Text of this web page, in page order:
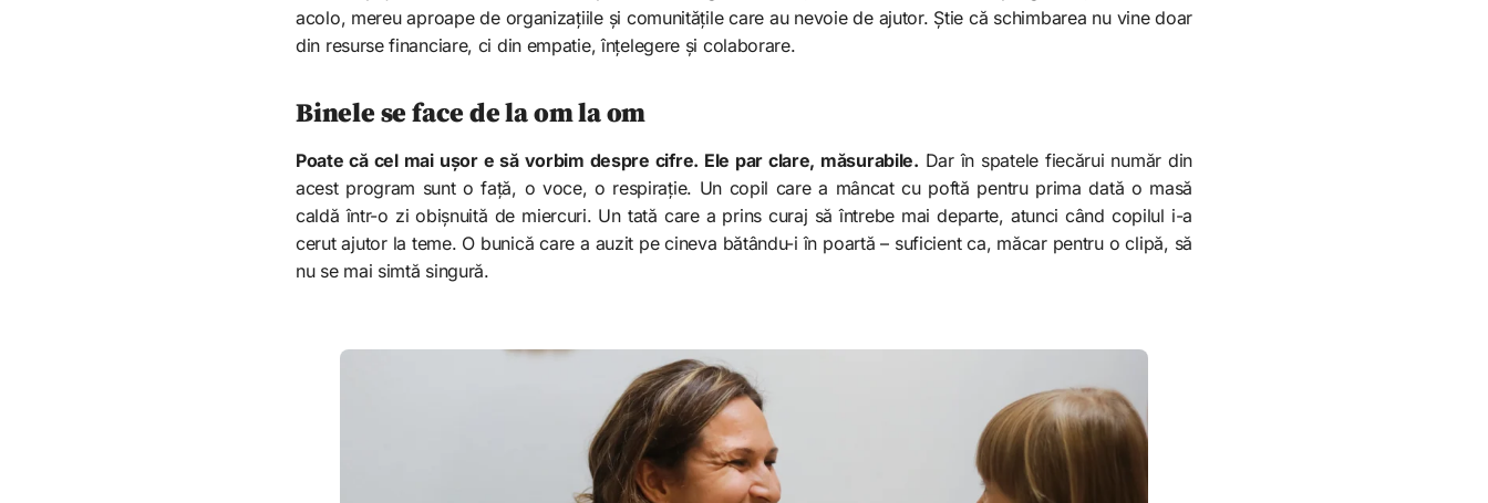
acolo, mereu aproape de organizațiile și comunitățile care au nevoie de ajutor. Știe că schimbarea nu vine doar
din resurse financiare, ci din empatie, înțelegere și colaborare.
Binele se face de la om la om
Poate că cel mai ușor e să vorbim despre cifre. Ele par clare, măsurabile. Dar în spatele fiecărui număr din
acest program sunt o față, o voce, o respirație. Un copil care a mâncat cu poftă pentru prima dată o masă
caldă într-o zi obișnuită de miercuri. Un tată care a prins curaj să întrebe mai departe, atunci când copilul i-a
cerut ajutor la teme. O bunică care a auzit pe cineva bătându-i în poartă – suficient ca, măcar pentru o clipă, să
nu se mai simtă singură.